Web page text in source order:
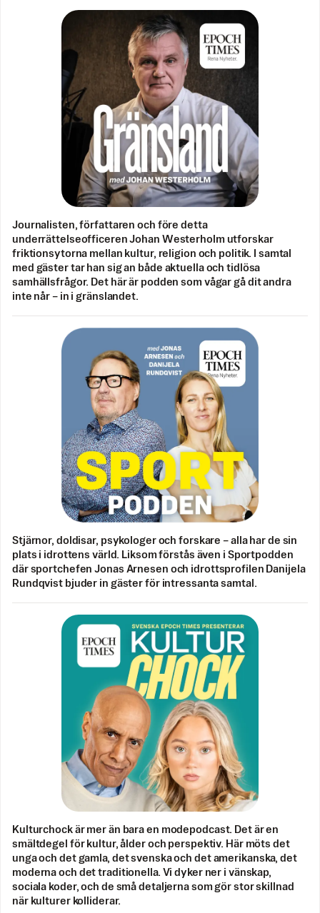
Journalisten, författaren och före detta
underrättelseofficeren Johan Westerholm utforskar
friktionsytorna mellan kultur, religion och politik. I samtal
med gäster tar han sig an både aktuella och tidlösa
samhällsfrågor. Det här är podden som vågar gå dit andra
inte når – in i gränslandet.
Stjärnor, doldisar, psykologer och forskare – alla har de sin
plats i idrottens värld. Liksom förstås även i Sportpodden
där sportchefen Jonas Arnesen och idrottsprofilen Danijela
Rundqvist bjuder in gäster för intressanta samtal.
Kulturchock är mer än bara en modepodcast. Det är en
smältdegel för kultur, ålder och perspektiv. Här möts det
unga och det gamla, det svenska och det amerikanska, det
moderna och det traditionella. Vi dyker ner i vänskap,
sociala koder, och de små detaljerna som gör stor skillnad
när kulturer kolliderar.